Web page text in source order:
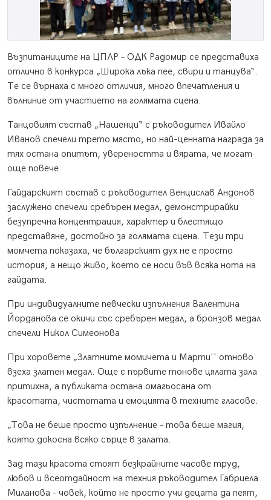
Възпитаниците на ЦПЛР – ОДК Радомир се представиха
отлично в конкурса „Широка лъка пее, свири и танцува“.
Те се върнаха с много отличия, много впечатления и
вълниние от участието на голямата сцена.
Танцовият състав „Нашенци“ с ръководител Ивайло
Иванов спечели трето място, но най-ценната награда за
тях остана опитът, увереността и вярата, че могат
още повече.
Гайдарският състав с ръководител Венцислав Андонов
заслужено спечели сребърен медал, демонстрирайки
безупречна концентрация, характер и блестящо
представяне, достойно за голямата сцена. Тези три
момчета показаха, че българският дух не е просто
история, а нещо живо, което се носи във всяка нота на
гайдата.
При индивидуалните певчески изпълнения Валентина
Йорданова се окичи със сребърен медал, а бронзов медал
спечели Никол Симеонова
При хоровете „Златните момичета и Марти'' отново
взеха златен медал. Още с първите тонове цялата зала
притихна, а публиката остана омагьосана от
красотата, чистотата и емоцията в техните гласове.
„Това не беше просто изпълнение – това беше магия,
която докосна всяко сърце в залата.
Зад тази красота стоят безкрайните часове труд,
любов и всеотдайност на техния ръководител Габриела
Миланова – човек, който не просто учи децата да пеят,